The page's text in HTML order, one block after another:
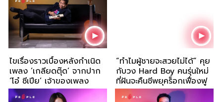
ไขเรื่องราวเบื้องหลังกำเนิด
เพลง ‘เกลียดตุ๊ด’ จากปาก
‘โอ๋ ซีเปีย’ เจ้าของเพลง
“ทำไมผู้ชายจะสวยไม่ได้” คุย
กับวง Hard Boy คนรุ่นใหม่
ที่ฝันจะคืนชีพยุคร็อกเฟื่องฟู